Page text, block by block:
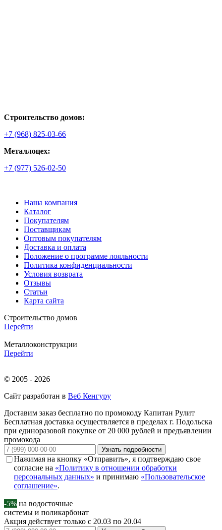
Строительство домов:
+7 (968) 825-03-66
Металлоцех:
+7 (977) 526-02-50
Наша компания
Каталог
Покупателям
Поставщикам
Оптовым покупателям
Доставка и оплата
Положение о программе лояльности
Политика конфиденциальности
Условия возврата
Отзывы
Статьи
Карта сайта
Строительство домов
Перейти
Металлоконструкции
Перейти
© 2005 - 2026
Сайт разработан в Веб Кенгуру
Доставим заказ бесплатно по промокоду Капитан Рулит
Бесплатная доставка осуществляется в пределах г. Подольска
при единоразовой покупке от 20 000 рублей и предъявлении
промокода
Узнать подробности
Нажимая на кнопку «Отправить», я подтверждаю свое
согласие на «Политику в отношении обработки
персональных данных» и принимаю «Пользовательское
соглашение».
-5% на водосточные
системы и поликарбонат
Акция действует только с 20.03 по 20.04